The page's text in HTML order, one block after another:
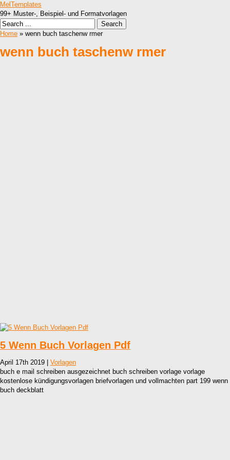
MelTemplates
99+ Muster-, Beispiel- und Formatvorlagen
Home » wenn buch taschenw rmer
wenn buch taschenw rmer
5 Wenn Buch Vorlagen Pdf
April 17th 2019 | Vorlagen
buch e mail schreiben ausgezeichnet buch schreiben vorlage vorlage
kostenlose kündigungsvorlagen briefvorlagen und vollmachten part 199 wenn
buch deckblatt